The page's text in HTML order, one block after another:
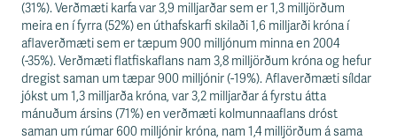
(31%). Verðmæti karfa var 3,9 milljarðar sem er 1,3 milljörðum
meira en í fyrra (52%) en úthafskarfi skilaði 1,6 milljarði króna í
aflaverðmæti sem er tæpum 900 milljónum minna en 2004
(-35%). Verðmæti flatfiskaflans nam 3,8 milljörðum króna og hefur
dregist saman um tæpar 900 milljónir (-19%). Aflaverðmæti síldar
jókst um 1,3 milljarða króna, var 3,2 milljarðar á fyrstu átta
mánuðum ársins (71%) en verðmæti kolmunnaaflans dróst
saman um rúmar 600 milljónir króna, nam 1,4 milljörðum á sama